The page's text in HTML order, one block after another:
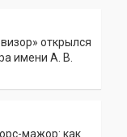
открылся
имени А. В.
мажор: как